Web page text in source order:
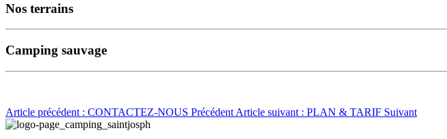
Nos terrains
Camping sauvage
Article précédent : CONTACTEZ-NOUS Précédent Article suivant : PLAN & TARIF Suivant